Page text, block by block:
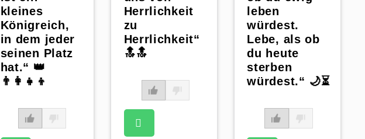
kleines
Königreich,
in dem jeder
seinen Platz
hat.“ 👑
👨‍👩‍👧‍👦
Herrlichkeit
zu
Herrlichkeit“
🔝🔝
leben
würdest.
Lebe, als ob
du heute
sterben
würdest.“ 🌙⏳